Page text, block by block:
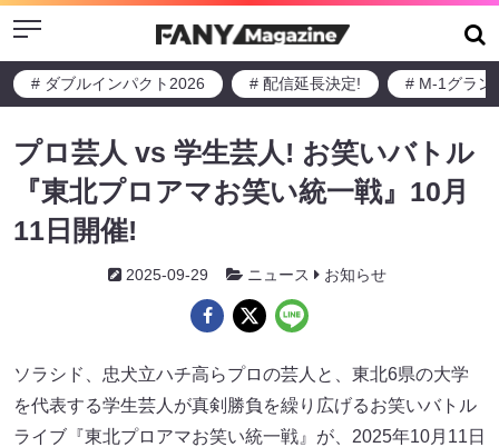
Menu
# ダブルインパクト2026 # 配信延長決定! # M-1グラン
プロ芸人 vs 学生芸人! お笑いバトル
『東北プロアマお笑い統一戦』10月
11日開催!
2025-09-29 ニュース お知らせ
ソラシド、忠犬立ハチ高らプロの芸人と、東北6県の大学
を代表する学生芸人が真剣勝負を繰り広げるお笑いバトル
ライブ『東北プロアマお笑い統一戦』が、2025年10月11日